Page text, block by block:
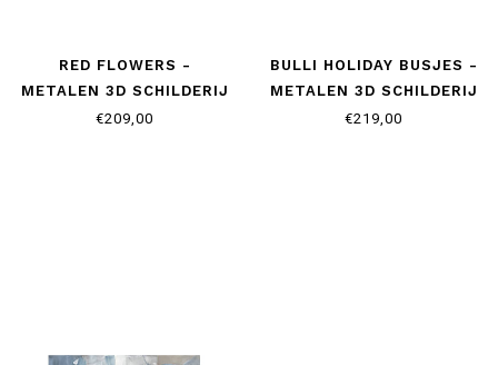
RED FLOWERS -
METALEN 3D SCHILDERIJ
€209,00
BULLI HOLIDAY BUSJES -
METALEN 3D SCHILDERIJ
€219,00